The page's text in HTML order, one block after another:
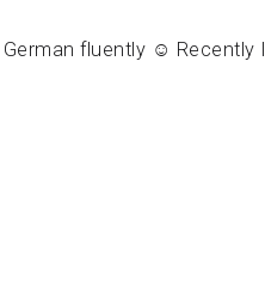
fluently ☺️ Recently I